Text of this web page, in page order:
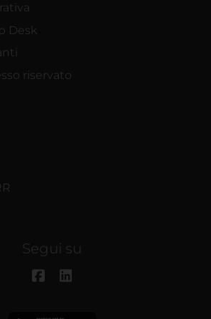
Desk
riservato
Segui su